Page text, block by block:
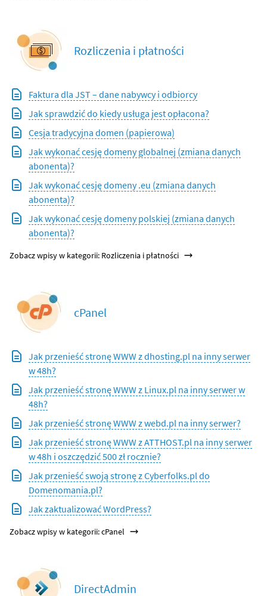
Rozliczenia i płatności
Faktura dla JST – dane nabywcy i odbiorcy
Jak sprawdzić do kiedy usługa jest opłacona?
Cesja tradycyjna domen (papierowa)
Jak wykonać cesję domeny globalnej (zmiana danych
abonenta)?
Jak wykonać cesję domeny .eu (zmiana danych
abonenta)?
Jak wykonać cesję domeny polskiej (zmiana danych
abonenta)?
Zobacz wpisy w kategorii: Rozliczenia i płatności
cPanel
Jak przenieść stronę WWW z dhosting.pl na inny serwer
w 48h?
Jak przenieść stronę WWW z Linux.pl na inny serwer w
48h?
Jak przenieść stronę WWW z webd.pl na inny serwer?
Jak przenieść stronę WWW z ATTHOST.pl na inny serwer
w 48h i oszczędzić 500 zł rocznie?
Jak przenieść swoją stronę z Cyberfolks.pl do
Domenomania.pl?
Jak zaktualizować WordPress?
Zobacz wpisy w kategorii: cPanel
DirectAdmin